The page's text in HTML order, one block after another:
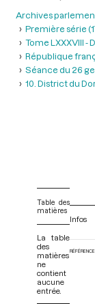
Archives
Première série
Tome LXXXVIII -
République
Séance du 26
10. District du
Table des
matières
La table
des
matières
ne
contient
aucune
entrée.
Infos